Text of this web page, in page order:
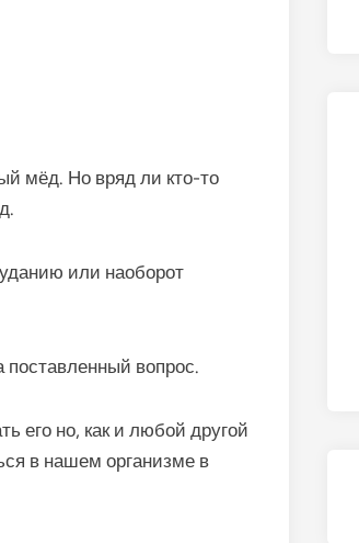
мёд. Но вряд ли кто-то
или наоборот
вопрос.
его но, как и любой другой
в нашем организме в